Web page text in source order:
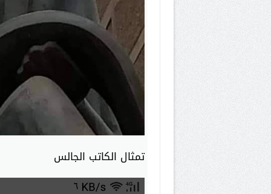
تمثال الكاتب الجالس